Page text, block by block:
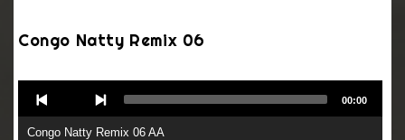
Congo Natty Remix 06
Player
Congo Natty Remix 06 AA
00:00